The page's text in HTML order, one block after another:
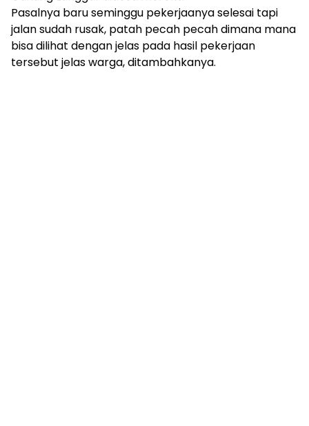
Pasalnya baru seminggu pekerjaanya selesai tapi
jalan sudah rusak, patah pecah pecah dimana mana
bisa dilihat dengan jelas pada hasil pekerjaan
tersebut jelas warga, ditambahkanya.